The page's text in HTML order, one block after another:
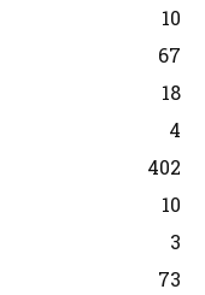
10
67
18
4
402
10
3
73